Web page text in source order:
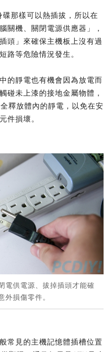
那樣可以熱插拔，所以在
關機、關閉電源供應器」，
頭」來確保主機板上沒有過
路等危險情況發生。
的靜電也有機會因為放電而
碰未上漆的接地金屬物體，
釋放體內的靜電，以免在安
件損壞。
電供電源、拔掉插頭才能確
外損傷零件。
常見的主機記憶體插槽位置